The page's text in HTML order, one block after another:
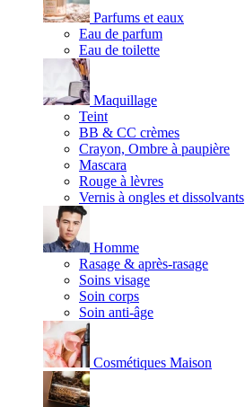
Parfums et eaux
Eau de parfum
Eau de toilette
Maquillage
Teint
BB & CC crèmes
Crayon, Ombre à paupière
Mascara
Rouge à lèvres
Vernis à ongles et dissolvants
Homme
Rasage & après-rasage
Soins visage
Soin corps
Soin anti-âge
Cosmétiques Maison